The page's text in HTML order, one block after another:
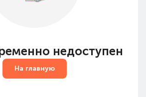
недоступен
На главную